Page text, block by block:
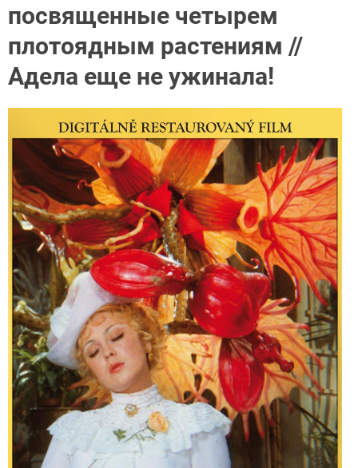
посвященные четырем
плотоядным растениям //
Адела еще не ужинала!